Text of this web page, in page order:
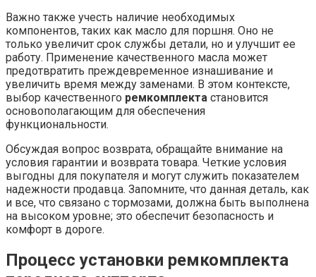
Важно также учесть наличие необходимых
компонентов, таких как масло для поршня. Оно не
только увеличит срок службы детали, но и улучшит ее
работу. Применение качественного масла может
предотвратить преждевременное изнашивание и
увеличить время между заменами. В этом контексте,
выбор качественного ремкомплекта становится
основополагающим для обеспечения
функциональности.
Обсуждая вопрос возврата, обращайте внимание на
условия гарантии и возврата товара. Четкие условия
выгодны для покупателя и могут служить показателем
надежности продавца. Запомните, что данная деталь, как
и все, что связано с тормозами, должна быть выполнена
на высоком уровне; это обеспечит безопасность и
комфорт в дороге.
Процесс установки ремкомплекта